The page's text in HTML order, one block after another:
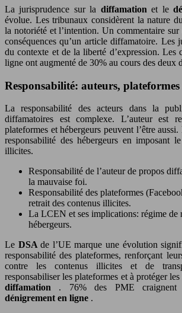
La jurisprudence sur la diffamationet le
évolue. Les tribunaux considèrent la nature
la notoriété et l’intention. Un commentaire
conséquences qu’un article diffamatoire. Les
du contexte et de la liberté d’expression. Les
ligne ont augmenté de 30% au cours des deux
Responsabilité: auteurs, plateformes
La responsabilité des acteurs dans la
diffamatoires est complexe. L’auteur est
plateformes et hébergeurs peuvent l’être
responsabilité des hébergeurs en imposant
illicites.
Responsabilité de l’auteur de propos
la mauvaise foi.
Responsabilité des plateformes
retrait des contenus illicites.
La LCEN et ses implications: régime de
hébergeurs.
Le DSAde l’UE marque une évolution
responsabilité des plateformes, renforçant
contre les contenus illicites et de
responsabiliser les plateformes et à protéger les
diffamation . 76% des PME craignent
dénigrement en ligne .